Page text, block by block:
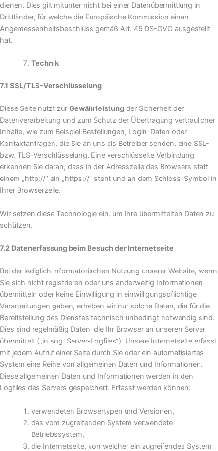
dienen. Dies gilt mitunter nicht bei einer Datenübermittlung in
Drittländer, für welche die Europäische Kommission einen
Angemessenheitsbeschluss gemäß Art. 45 DS-GVO ausgestellt
hat.
Technik
7.1 SSL/TLS-Verschlüsselung
Diese Seite nutzt zur Gewährleistung der Sicherheit der
Datenverarbeitung und zum Schutz der Übertragung vertraulicher
Inhalte, wie zum Beispiel Bestellungen, Login-Daten oder
Kontaktanfragen, die Sie an uns als Betreiber senden, eine SSL-
bzw. TLS-Verschlüsselung. Eine verschlüsselte Verbindung
erkennen Sie daran, dass in der Adresszeile des Browsers statt
einem „http://“ ein „https://“ steht und an dem Schloss-Symbol in
Ihrer Browserzeile.
Wir setzen diese Technologie ein, um Ihre übermittelten Daten zu
schützen.
7.2 Datenerfassung beim Besuch der Internetseite
Bei der lediglich informatorischen Nutzung unserer Website, wenn
Sie sich nicht registrieren oder uns anderweitig Informationen
übermitteln oder keine Einwilligung in einwilligungspflichtige
Verarbeitungen geben, erheben wir nur solche Daten, die für die
Bereitstellung des Dienstes technisch unbedingt notwendig sind.
Dies sind regelmäßig Daten, die Ihr Browser an unseren Server
übermittelt („in sog. Server-Logfiles“). Unsere Internetseite erfasst
mit jedem Aufruf einer Seite durch Sie oder ein automatisiertes
System eine Reihe von allgemeinen Daten und Informationen.
Diese allgemeinen Daten und Informationen werden in den
Logfiles des Servers gespeichert. Erfasst werden können:
verwendeten Browsertypen und Versionen,
das vom zugreifenden System verwendete
Betriebssystem,
die Internetseite, von welcher ein zugreifendes System